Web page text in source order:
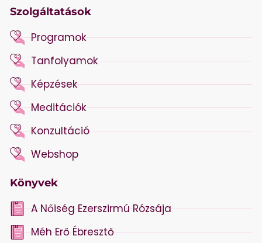
Szolgáltatások
Programok
Tanfolyamok
Képzések
Meditációk
Konzultáció
Webshop
Könyvek
A Nőiség Ezerszirmú Rózsája
Méh Erő Ébresztő